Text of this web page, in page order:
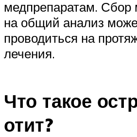
медпрепаратам. Сбор
на общий анализ
проводиться на
лечения.
Что такое
отит?